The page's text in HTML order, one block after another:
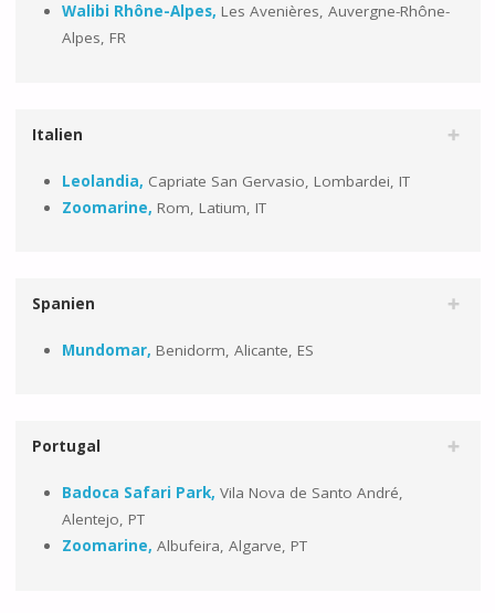
Walibi Rhône-Alpes, Les Avenières, Auvergne-Rhône-
Alpes, FR
Italien
Leolandia, Capriate San Gervasio, Lombardei, IT
Zoomarine, Rom, Latium, IT
Spanien
Mundomar, Benidorm, Alicante, ES
Portugal
Badoca Safari Park, Vila Nova de Santo André,
Alentejo, PT
Zoomarine, Albufeira, Algarve, PT